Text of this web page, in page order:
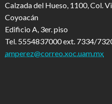
Calzada del Hueso, 1100, Col.
Coyoacán
Edificio A, 3er. piso
Tel. 5554837000 ext. 7334/
amperez@correo.xoc.uam.mx